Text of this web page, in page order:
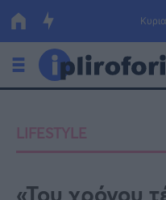
Οικονομία
Πολιτική
LIFESTYLE
«Του χρόνου